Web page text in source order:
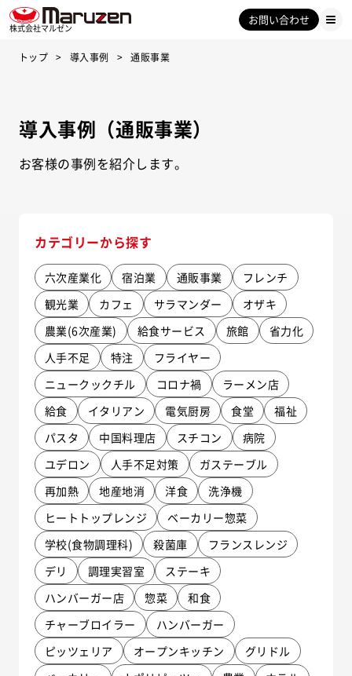
株式会社マルゼン
お問い合わせ
トップ 導入事例 通販事業
導入事例（通販事業）
お客様の事例を紹介します。
カテゴリーから探す
六次産業化 宿泊業 通販事業
フレンチ
観光業
カフェ サラマンダー
オザキ
農業(6次産業)
給食サービス 旅館
省力化
人手不足
特注
フライヤー
ニュークックチル
コロナ禍
ラーメン店
給食
イタリアン 電気厨房 食堂
福祉
パスタ
中国料理店 スチコン
病院
ユデロン
人手不足対策
ガステーブル
再加熱
地産地消 洋食
洗浄機
ヒートトップレンジ
ベーカリー惣菜
学校(食物調理科)
殺菌庫
フランスレンジ
デリ
調理実習室
ステーキ
ハンバーガー店
惣菜
和食
チャーブロイラー
ハンバーガー
ピッツェリア
オープンキッチン
グリドル